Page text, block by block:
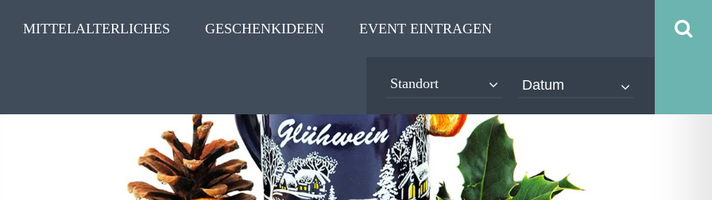
MITTELALTERLICHES GESCHENKIDEEN EVENT EINTRAGEN
Standort